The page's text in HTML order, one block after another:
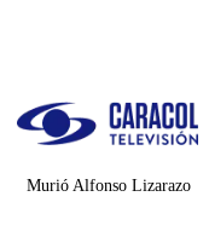
Murió Alfonso Lizarazo